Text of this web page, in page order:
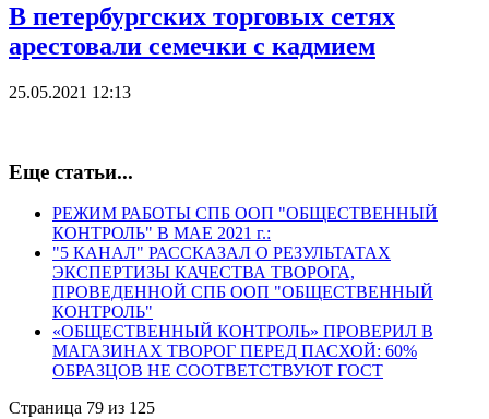
В петербургских торговых сетях
арестовали семечки с кадмием
25.05.2021 12:13
Еще статьи...
РЕЖИМ РАБОТЫ СПБ ООП "ОБЩЕСТВЕННЫЙ
КОНТРОЛЬ" В МАЕ 2021 г.:
"5 КАНАЛ" РАССКАЗАЛ О РЕЗУЛЬТАТАХ
ЭКСПЕРТИЗЫ КАЧЕСТВА ТВОРОГА,
ПРОВЕДЕННОЙ СПБ ООП "ОБЩЕСТВЕННЫЙ
КОНТРОЛЬ"
«ОБЩЕСТВЕННЫЙ КОНТРОЛЬ» ПРОВЕРИЛ В
МАГАЗИНАХ ТВОРОГ ПЕРЕД ПАСХОЙ: 60%
ОБРАЗЦОВ НЕ СООТВЕТСТВУЮТ ГОСТ
Страница 79 из 125